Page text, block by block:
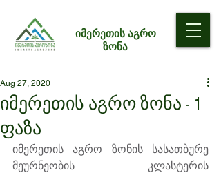
იმერეთის აგრო
ზონა
იმერეთის აგრო ზონა - 1
ფაზა
Aug 27, 2020
იმერეთის აგრო ზონის სასათბურე
მეურნეობის კლასტერის